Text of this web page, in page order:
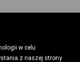
w celu
z naszej strony